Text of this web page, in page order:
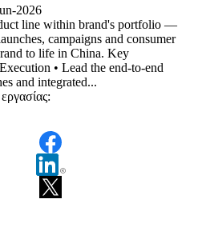
2026
line within brand's portfolio —
campaigns and consumer
to life in China. Key
• Lead the end-to-end
and integrated...